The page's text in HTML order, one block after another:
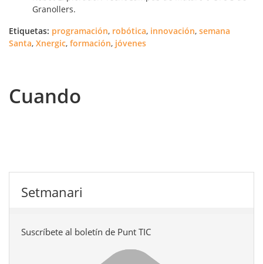
Granollers.
Etiquetas: programación, robótica, innovación, semana
Santa, Xnergic, formación, jóvenes
Cuando
Setmanari
Suscríbete al boletín de Punt TIC